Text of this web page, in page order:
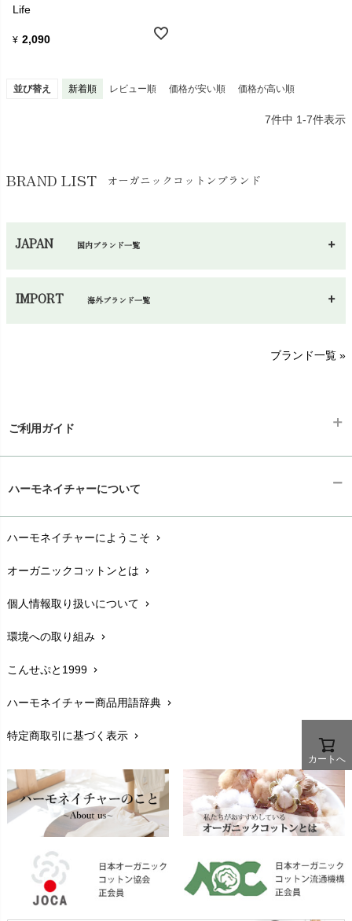
Life
¥ 2,090
並び替え 新着順 レビュー順 価格が安い順 価格が高い順
7件中 1-7件表示
BRAND LIST オーガニックコットンブランド
JAPAN 国内ブランド一覧
生活アートクラブ
nanadecor（ナナデェコール）
ぬくぐるみ工房
Haruulala（ハルウララ）
Pantyliners Organics（パンティライナーズ）
plantia（プランティア）
PRISTINE（プリスティン）
IMPORT海外ブランド一覧
kidscase（キッズケース）
LITTLE INDIANS（リトルインディアンズ）
maggies（マギーズ）
MAINIO（マイニオ）
MAUD N LIL（モード・ン・リル）
maxomorra（マクソモーラ）
Molo（モロ）
My Little Cozmo（マイリトルコズモ）
NATURAPURA（ナチュラプラ）
Nukleus（ニュクレス）
ブランド一覧 »
カートへ
ご利用ガイド
配送と送料chevron_right
在庫状況と発送予定chevron_right
サイズ・寸法chevron_right
生地・素材chevron_right
お手入れについて
レビューを書こうchevron_right
返品交換chevron_right
FAXでのご注文
お問い合わせchevron_right
ハーモネイチャーについて
ハーモネイチャーにようこそ chevron_right
オーガニックコットンとは chevron_right
個人情報取り扱いについて chevron_right
環境への取り組み chevron_right
こんせぷと1999 chevron_right
ハーモネイチャー商品用語辞典 chevron_right
特定商取引に基づく表示 chevron_right